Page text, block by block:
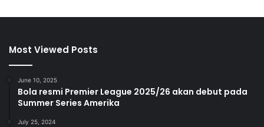
Most Viewed Posts
June 10, 2025
Bola resmi Premier League 2025/26 akan debut pada
Summer Series Amerika
July 25, 2024